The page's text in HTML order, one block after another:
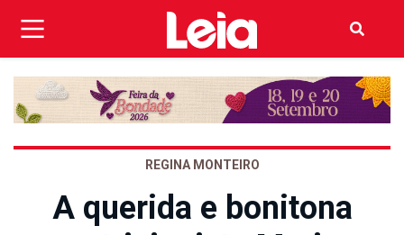
REGINA MONTEIRO
A querida e bonitona